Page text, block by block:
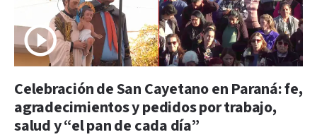
Celebración de San Cayetano en Paraná: fe,
agradecimientos y pedidos por trabajo,
salud y “el pan de cada día”